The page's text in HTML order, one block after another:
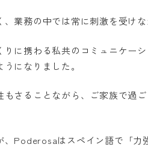
業務の中では常に刺激を受けな
りに携わる私共のコミュニケー
になりました。
もさることながら、ご家族で過
、Poderosaはスペイン語で「力